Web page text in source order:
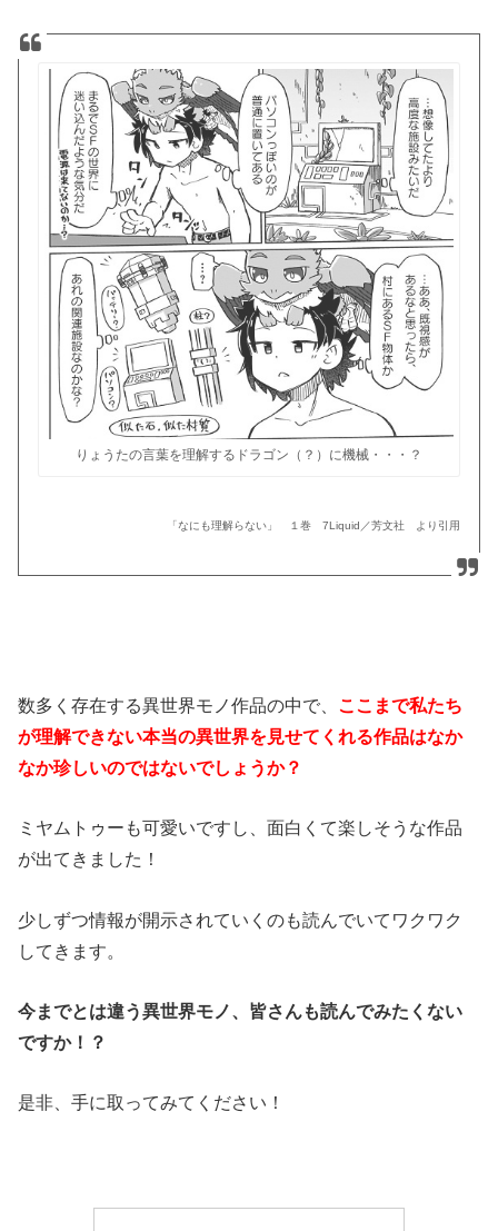
りょうたの言葉を理解するドラゴン（？）に機械・・・？
「なにも理解らない」 １巻 7Liquid／芳文社 より引用
数多く存在する異世界モノ作品の中で、 ここまで私たち
が理解できない本当の異世界を見せてくれる作品はなか
なか珍しいのではないでしょうか？
ミヤムトゥーも可愛いですし、面白くて楽しそうな作品
が出てきました！
少しずつ情報が開示されていくのも読んでいてワクワク
してきます。
今までとは違う異世界モノ、皆さんも読んでみたくない
ですか！？
是非、手に取ってみてください！